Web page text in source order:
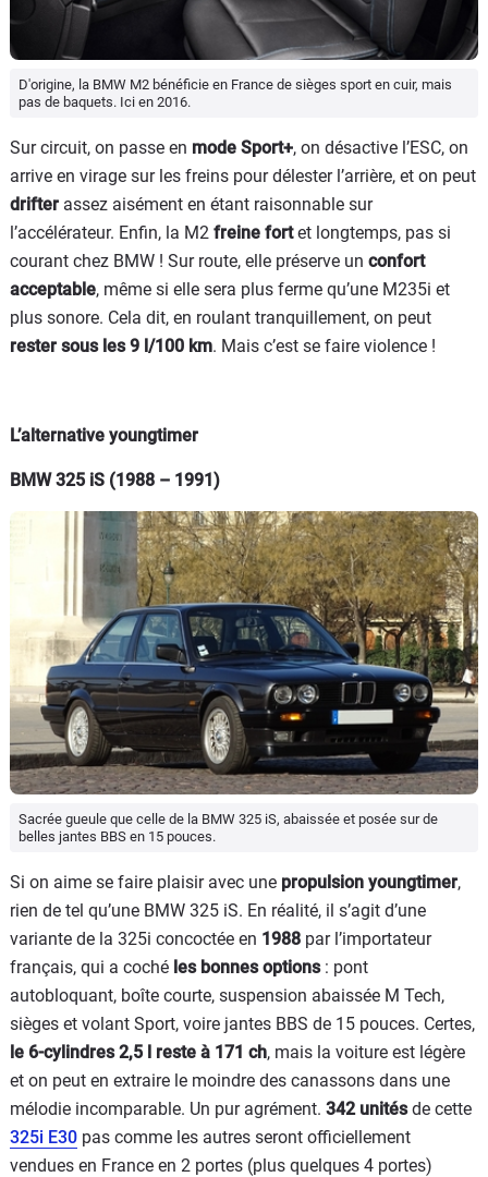
D'origine, la BMW M2 bénéficie en France de sièges sport en cuir, mais
pas de baquets. Ici en 2016.
Sur circuit, on passe en mode Sport+, on désactive l’ESC, on
arrive en virage sur les freins pour délester l’arrière, et on peut
drifter assez aisément en étant raisonnable sur
l’accélérateur. Enfin, la M2 freine fortet longtemps, pas si
courant chez BMW ! Sur route, elle préserve un confort
acceptable, même si elle sera plus ferme qu’une M235i et
plus sonore. Cela dit, en roulant tranquillement, on peut
rester sous les 9 l/100 km. Mais c’est se faire violence !
L’alternative youngtimer
BMW 325 iS (1988 – 1991)
Sacrée gueule que celle de la BMW 325 iS, abaissée et posée sur de
belles jantes BBS en 15 pouces.
Si on aime se faire plaisir avec une propulsion youngtimer,
rien de tel qu’une BMW 325 iS. En réalité, il s’agit d’une
variante de la 325i concoctée en 1988 par l’importateur
français, qui a coché les bonnes options : pont
autobloquant, boîte courte, suspension abaissée M Tech,
sièges et volant Sport, voire jantes BBS de 15 pouces. Certes,
le 6-cylindres 2,5 l reste à 171 ch, mais la voiture est légère
et on peut en extraire le moindre des canassons dans une
mélodie incomparable. Un pur agrément. 342 unitésde cette
325i E30 pas comme les autres seront officiellement
vendues en France en 2 portes (plus quelques 4 portes)